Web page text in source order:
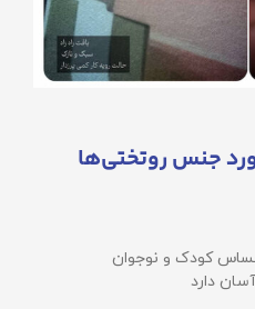
جنس روتختی‌ها
حساس کودک و نوجوان
دارد